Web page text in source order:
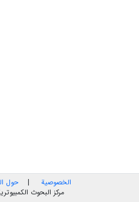
الخصوصية |حول
مركز البحوث